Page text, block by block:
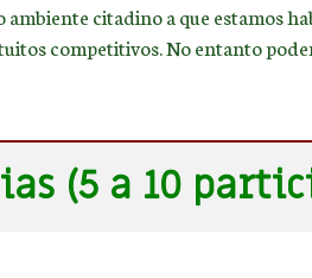
citadino a que estamos
competitivos. No entanto
(5 a 10